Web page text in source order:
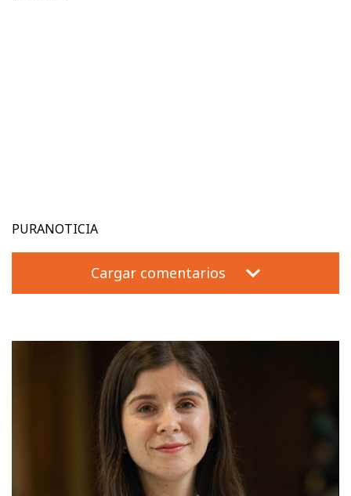
PURANOTICIA
Cargar comentarios